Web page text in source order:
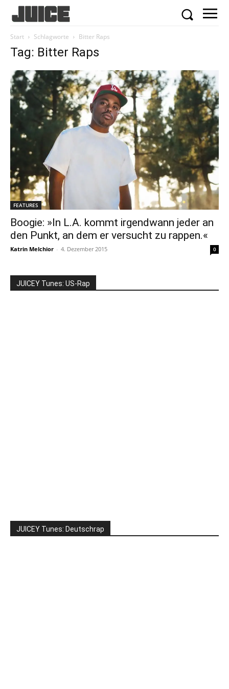
Start Schlagworte Bitter Raps
Tag: Bitter Raps
FEATURES
Boogie: »In L.A. kommt irgendwann jeder an
den Punkt, an dem er versucht zu rappen.«
Katrin Melchior - 4. Dezember 2015 0
JUICEY Tunes: US-Rap
JUICEY Tunes: Deutschrap